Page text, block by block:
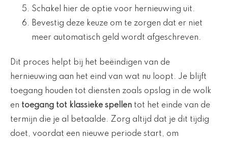
Schakel hier de optie voor hernieuwing uit.
Bevestig deze keuze om te zorgen dat er niet
meer automatisch geld wordt afgeschreven.
Dit proces helpt bij het beëindigen van de
hernieuwing aan het eind van wat nu loopt. Je blijft
toegang houden tot diensten zoals opslag in de wolk
en toegang tot klassieke spellen tot het einde van de
termijn die je al betaalde. Zorg altijd dat je dit tijdig
doet, voordat een nieuwe periode start, om